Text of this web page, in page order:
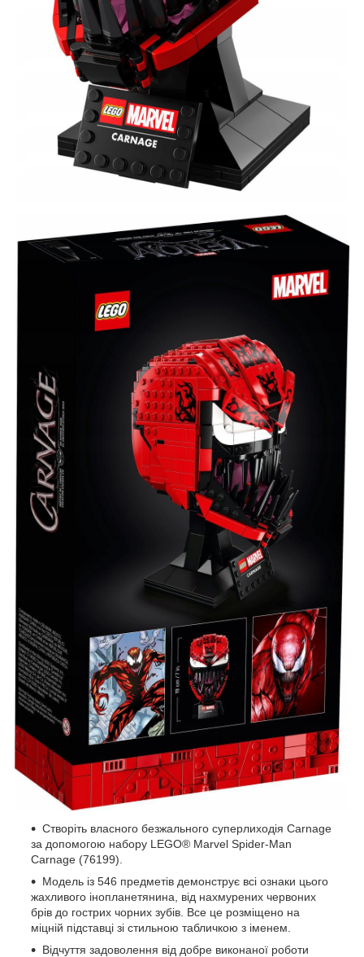
Створіть власного безжального суперлиходія Carnage
за допомогою набору LEGO® Marvel Spider-Man
Carnage (76199).
Модель із 546 предметів демонструє всі ознаки цього
жахливого інопланетянина, від нахмурених червоних
брів до гострих чорних зубів. Все це розміщено на
міцній підставці зі стильною табличкою з іменем.
Відчуття задоволення від добре виконаної роботи